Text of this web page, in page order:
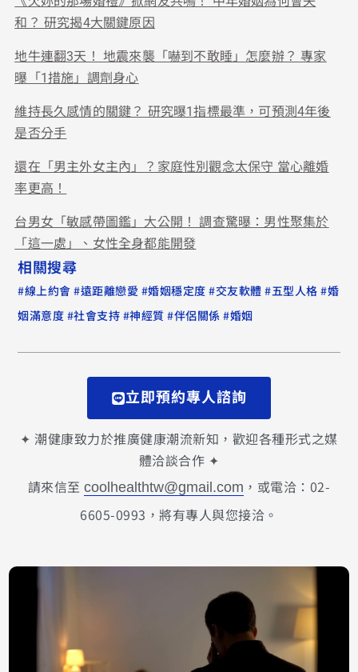
和？ 研究揭4大關鍵原因
地牛連翻3天！ 地震來襲「嚇到不敢睡」怎麼辦？ 專家
曝「1措施」調劑身心
維持長久感情的關鍵？ 研究曝1指標最準，可預測4年後
是否分手
還在「男主外女主內」？家庭性別觀念太保守 當心離婚
率更高！
台男女「敏感帶圖鑑」大公開！ 調查驚曝：男性聚集於
「這一處」、女性全身都能開發
相關搜尋
#線上約會 #遠距離戀愛 #婚姻穩定度 #交友軟體 #五型人格 #婚
姻滿意度 #社會支持 #神經質 #伴侶關係 #婚姻
立即預約專人諮詢
✦ 潮健康致力於推廣健康潮流新知，歡迎各種形式之媒
體洽談合作 ✦
請來信至coolhealthtw@gmail.com ，或電洽：02-
6605-0993，將有專人與您接洽。